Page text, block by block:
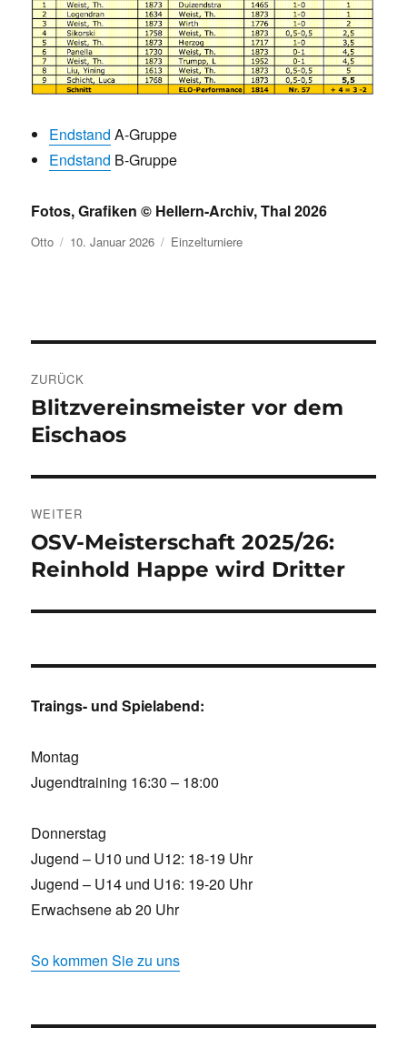
Endstand A-Gruppe
Endstand B-Gruppe
Fotos, Grafiken © Hellern-Archiv, Thal 2026
Autor
Otto Veröffentlicht
am
10. Januar 2026 Kategorien
Einzelturniere
ZURÜCK
Vorheriger
Beitrag:
Blitzvereinsmeister vor dem
Eischaos
WEITER
Nächster
Beitrag:
OSV-Meisterschaft 2025/26:
Reinhold Happe wird Dritter
Traings- und Spielabend:
Montag
Jugendtraining 16:30 – 18:00
Donnerstag
Jugend – U10 und U12: 18-19 Uhr
Jugend – U14 und U16: 19-20 Uhr
Erwachsene ab 20 Uhr
So kommen Sie zu uns